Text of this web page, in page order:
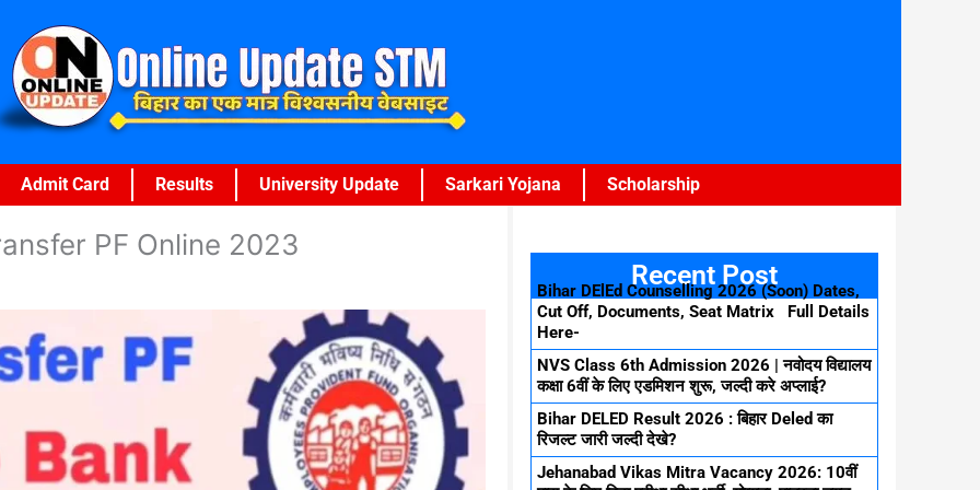
Admit Card Results University Update Sarkari Yojana Scholarship
PF Online 2023
Recent Post
Bihar DElEd Counselling 2026 (Soon) Dates,
Cut Off, Documents, Seat Matrix Full Details
Here-
NVS Class 6th Admission 2026 | नवोदय विद्यालय
कक्षा 6वीं के लिए एडमिशन शुरू, जल्दी करे अप्लाई?
Bihar DELED Result 2026 : बिहार Deled का
रिजल्ट जारी जल्दी देखे?
Jehanabad Vikas Mitra Vacancy 2026: 10वीं